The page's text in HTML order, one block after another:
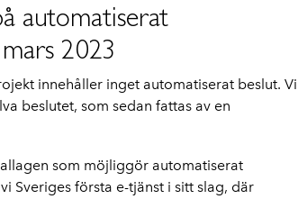
automatiserat
2023
innehåller inget automatiserat beslut. Vi
beslutet, som sedan fattas av en
som möjliggör automatiserat
Sveriges första e-tjänst i sitt slag, där